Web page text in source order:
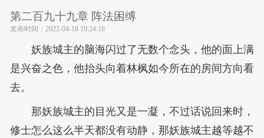
第二百九十九章 阵法困缚
发布时间： 2022-04-18 19:24:18
妖族城主的脑海闪过了无数个念头，他的面上满
是兴奋之色，他抬头向着林枫如今所在的房间方向看
去。
那妖族城主的目光又是一凝，不过话说回来时，
修士怎么这么半天都没有动静，那妖族城主越等越不